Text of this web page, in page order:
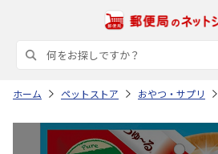
ホーム ペットストア おやつ・サプリ